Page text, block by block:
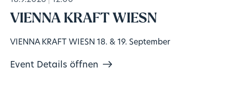
VIENNA KRAFT WIESN
VIENNA KRAFT WIESN 18. & 19. September
Event Details öffnen